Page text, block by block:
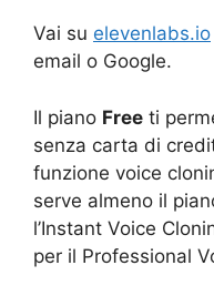
Vai su elevenlabs.io
email o Google.
Il piano Free ti
senza carta di
funzione voice
serve almeno il
l’Instant Voice
per il Professional